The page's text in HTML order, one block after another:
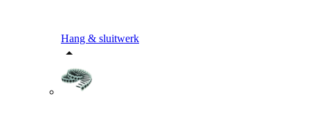
Hang & sluitwerk